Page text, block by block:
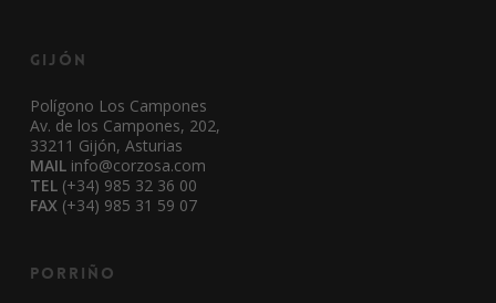
Gijón
Polígono Los Campones
Av. de los Campones, 202,
33211 Gijón, Asturias
MAIL info@corzosa.com
TEL (+34) 985 32 36 00
FAX(+34) 985 31 59 07
Porriño